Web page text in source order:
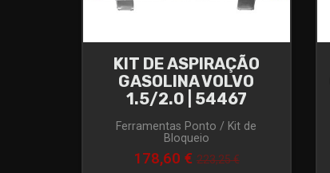
KIT DE ASPIRAÇÃO
GASOLINA VOLVO
1.5/2.0 | 54467
Ferramentas Ponto / Kit de
Bloqueio
178,60 € 223,25 €